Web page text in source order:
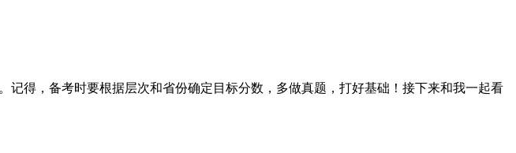
得，备考时要根据层次和省份确定目标分数，多做真题，打好基础！接下来和我一起看